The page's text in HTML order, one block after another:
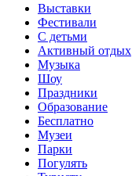
Выставки
Фестивали
С детьми
Активный отдых
Музыка
Шоу
Праздники
Образование
Бесплатно
Музеи
Парки
Погулять